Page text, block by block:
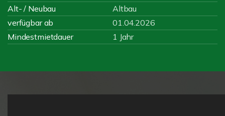
Alt- / Neubau
Altbau
verfügbar ab
01.04.2026
Mindestmietdauer
1 Jahr